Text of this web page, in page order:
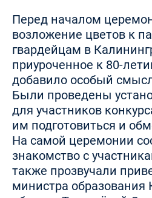
Перед началом
возложение цветов к
гвардейцам в
приуроченное к 80-
добавило особый
Были проведены
для участников
им подготовиться и
На самой церемонии
знакомство с
также прозвучали
министра образования